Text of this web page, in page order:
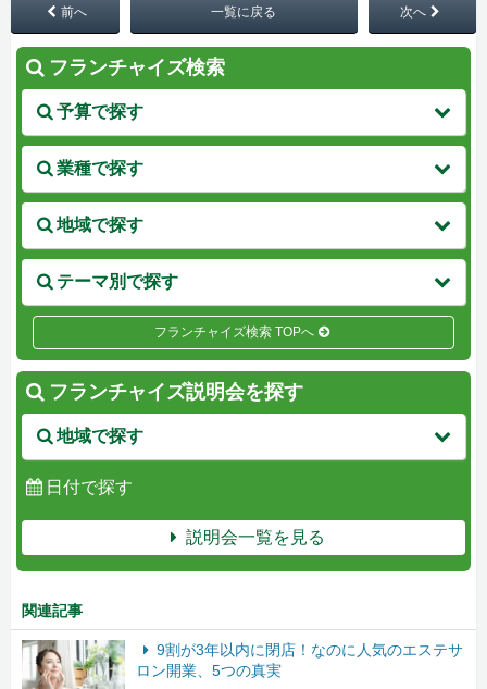
前へ 一覧に戻る 次へ
フランチャイズ検索
予算で探す
業種で探す
地域で探す
テーマ別で探す
フランチャイズ検索 TOPへ
フランチャイズ説明会を探す
地域で探す
日付で探す
説明会一覧を見る
関連記事
9割が3年以内に閉店！なのに人気のエステサ
ロン開業、5つの真実